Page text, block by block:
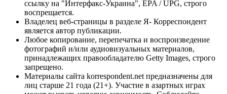
ссылку на "Интерфакс-Украина", EPA / UPG, строго
воспрещается.
Владелец веб-страницы в разделе Я- Корреспондент
является автор публикации.
Любое копирование, перепечатка и воспроизведение
фотографий и/или аудиовизуальных материалов,
принадлежащих правообладателю Getty Images, строго
запрещено.
Материалы сайта korrespondent.net предназначены для
лиц старше 21 года (21+). Участие в азартных играх